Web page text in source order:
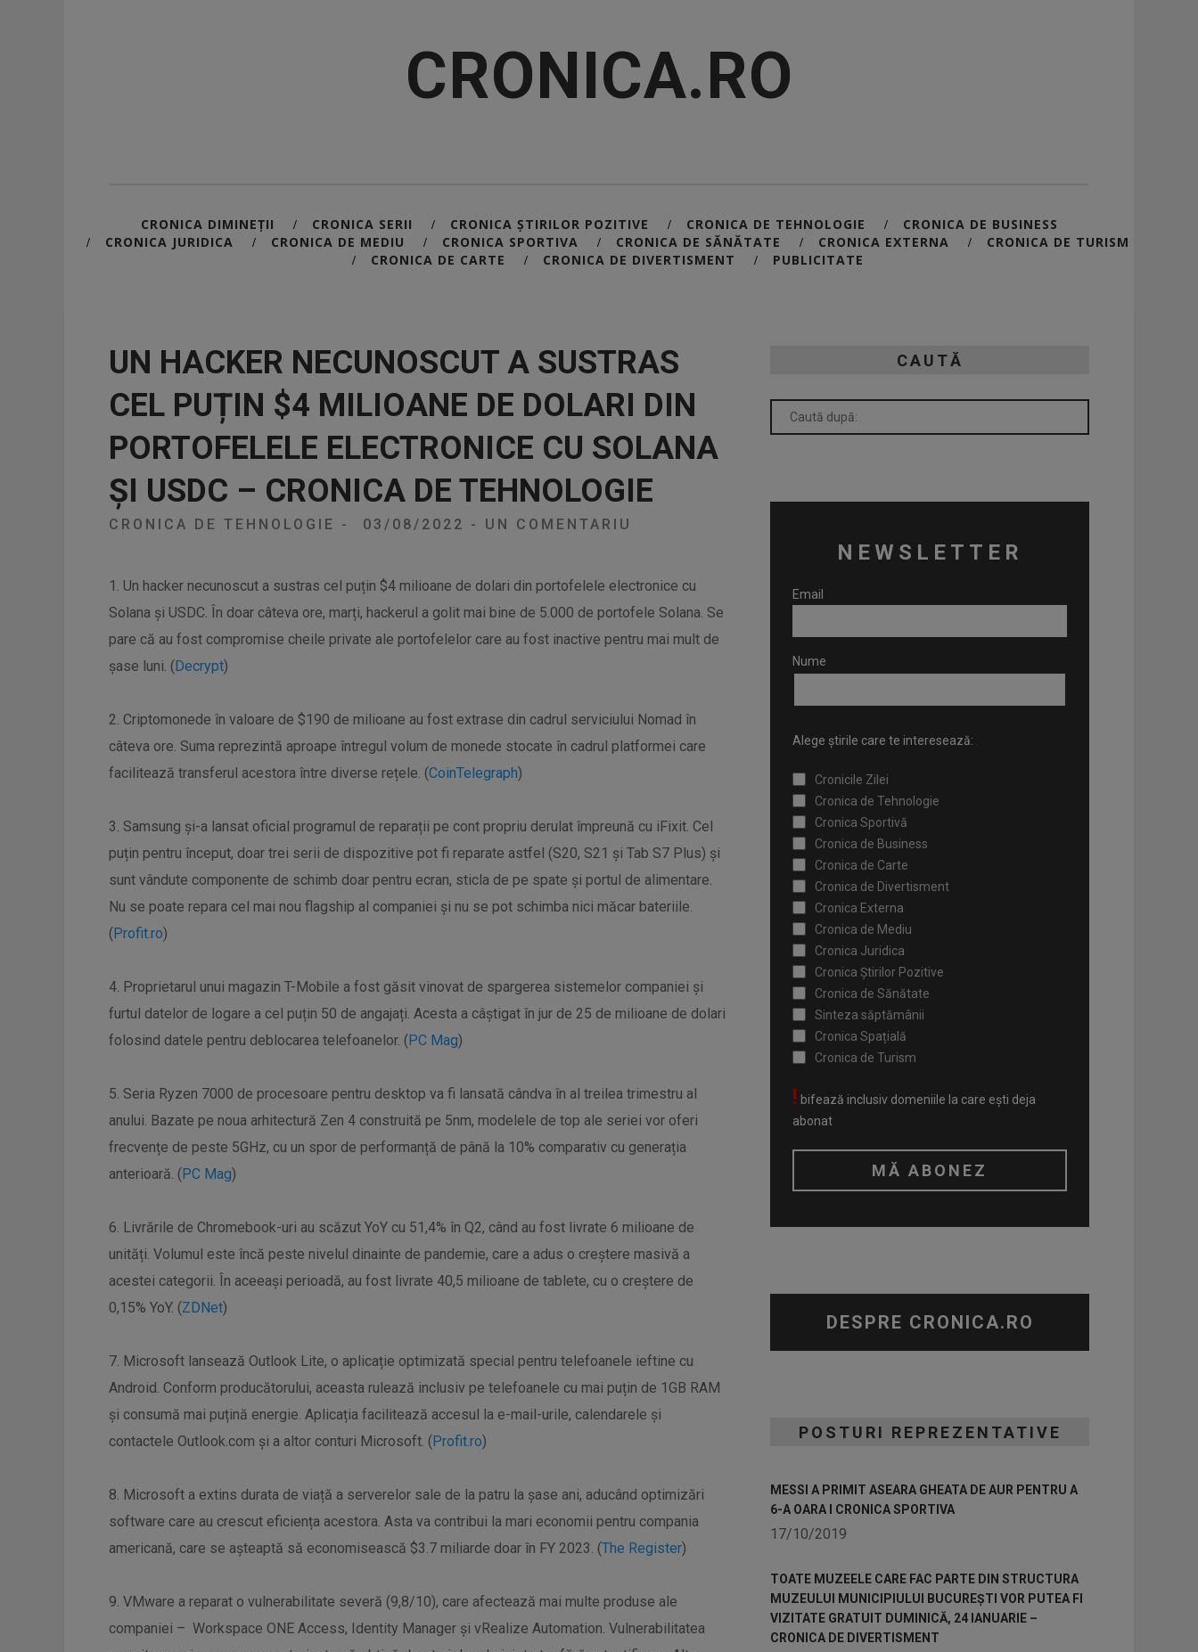
CRONICA.RO
CRONICA DIMINEȚII / CRONICA SERII / CRONICA ȘTIRILOR POZITIVE / CRONICA DE TEHNOLOGIE / CRONICA DE BUSINESS
/ CRONICA JURIDICA / CRONICA DE MEDIU / CRONICA SPORTIVA / CRONICA DE SĂNĂTATE / CRONICA EXTERNA / CRONICA DE TURISM
/ CRONICA DE CARTE / CRONICA DE DIVERTISMENT / PUBLICITATE
UN HACKER NECUNOSCUT A SUSTRAS
CEL PUȚIN $4 MILIOANE DE DOLARI DIN
PORTOFELELE ELECTRONICE CU SOLANA
ȘI USDC – CRONICA DE TEHNOLOGIE
CRONICA DE TEHNOLOGIE - 03/08/2022 - UN COMENTARIU
1. Un hacker necunoscut a sustras cel puțin $4 milioane de dolari din portofelele electronice cu
Solana și USDC. În doar câteva ore, marți, hackerul a golit mai bine de 5.000 de portofele Solana. Se
pare că au fost compromise cheile private ale portofelelor care au fost inactive pentru mai mult de
șase luni. (Decrypt)
2. Criptomonede în valoare de $190 de milioane au fost extrase din cadrul serviciului Nomad în
câteva ore. Suma reprezintă aproape întregul volum de monede stocate în cadrul platformei care
facilitează transferul acestora între diverse rețele. (CoinTelegraph)
3. Samsung și-a lansat oficial programul de reparații pe cont propriu derulat împreună cu iFixit. Cel
puțin pentru început, doar trei serii de dispozitive pot fi reparate astfel (S20, S21 și Tab S7 Plus) și
sunt vândute componente de schimb doar pentru ecran, sticla de pe spate și portul de alimentare.
Nu se poate repara cel mai nou flagship al companiei și nu se pot schimba nici măcar bateriile.
(Profit.ro)
4. Proprietarul unui magazin T-Mobile a fost găsit vinovat de spargerea sistemelor companiei și
furtul datelor de logare a cel puțin 50 de angajați. Acesta a câștigat în jur de 25 de milioane de dolari
folosind datele pentru deblocarea telefoanelor. (PC Mag)
5. Seria Ryzen 7000 de procesoare pentru desktop va fi lansată cândva în al treilea trimestru al
anului. Bazate pe noua arhitectură Zen 4 construită pe 5nm, modelele de top ale seriei vor oferi
frecvențe de peste 5GHz, cu un spor de performanță de până la 10% comparativ cu generația
anterioară. (PC Mag)
6. Livrările de Chromebook-uri au scăzut YoY cu 51,4% în Q2, când au fost livrate 6 milioane de
unități. Volumul este încă peste nivelul dinainte de pandemie, care a adus o creștere masivă a
acestei categorii. În aceeași perioadă, au fost livrate 40,5 milioane de tablete, cu o creștere de
0,15% YoY. (ZDNet)
7. Microsoft lansează Outlook Lite, o aplicație optimizată special pentru telefoanele ieftine cu
Android. Conform producătorului, aceasta rulează inclusiv pe telefoanele cu mai puțin de 1GB RAM
și consumă mai puțină energie. Aplicația facilitează accesul la e-mail-urile, calendarele și
contactele Outlook.com și a altor conturi Microsoft. (Profit.ro)
8. Microsoft a extins durata de viață a serverelor sale de la patru la șase ani, aducând optimizări
software care au crescut eficiența acestora. Asta va contribui la mari economii pentru compania
americană, care se așteaptă să economisească $3.7 miliarde doar în FY 2023. (The Register)
9. VMware a reparat o vulnerabilitate severă (9,8/10), care afectează mai multe produse ale
companiei – Workspace ONE Access, Identity Manager și vRealize Automation. Vulnerabilitatea
CAUTĂ
NEWSLETTER
Email
Nume
Alege știrile care te interesează:
Cronicile Zilei
Cronica de Tehnologie
Cronica Sportivă
Cronica de Business
Cronica de Carte
Cronica de Divertisment
Cronica Externa
Cronica de Mediu
Cronica Juridica
Cronica Știrilor Pozitive
Cronica de Sănătate
Sinteza săptămânii
Cronica Spațială
Cronica de Turism
! bifează inclusiv domeniile la care ești deja
abonat
DESPRE CRONICA.RO
POSTURI REPREZENTATIVE
MESSI A PRIMIT ASEARA GHEATA DE AUR PENTRU A
6-A OARA I CRONICA SPORTIVA
17/10/2019
TOATE MUZEELE CARE FAC PARTE DIN STRUCTURA
MUZEULUI MUNICIPIULUI BUCUREȘTI VOR PUTEA FI
VIZITATE GRATUIT DUMINICĂ, 24 IANUARIE –
CRONICA DE DIVERTISMENT